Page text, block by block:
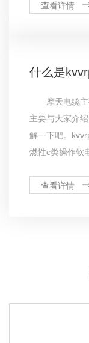
电线电缆具有
查看详情
什么是
摩天电缆
主要与大家介
解一下吧。
燃性c类操作软
所。额定电流
查看详情